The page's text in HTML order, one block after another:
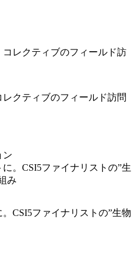
クティブのフィールド訪問
ン
CSI5ファイナリストの”生物